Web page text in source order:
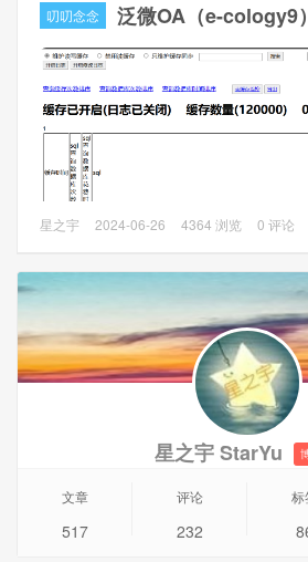
操作方法
1、使用admin账号登陆到泛微OA（初
并直接输入以下网址：OA的域
名/security/monitor/Monitor.jsp
2、打开到
功能选项，默认是开启，超时30分钟。
己修改系统登陆超时。
叨叨念念 泛微OA（e-cology9
泛微OA（e-cology9）修改了数据库的
操作方法
1、使用admin账号登陆到泛微OA（
并直接输入以下网址：OA的域
名/commcache/cacheMonitor.jsp
清空所有缓存。
星之宇 2024-06-26 4364 浏览 0 评论
星之宇 StarYu
文章
517
评论
232
标